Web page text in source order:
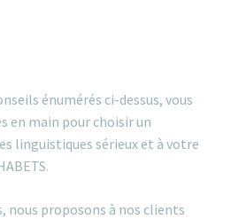
énumérés ci-dessus, vous
en main pour choisir un
linguistiques sérieux et à votre
nous proposons à nos clients